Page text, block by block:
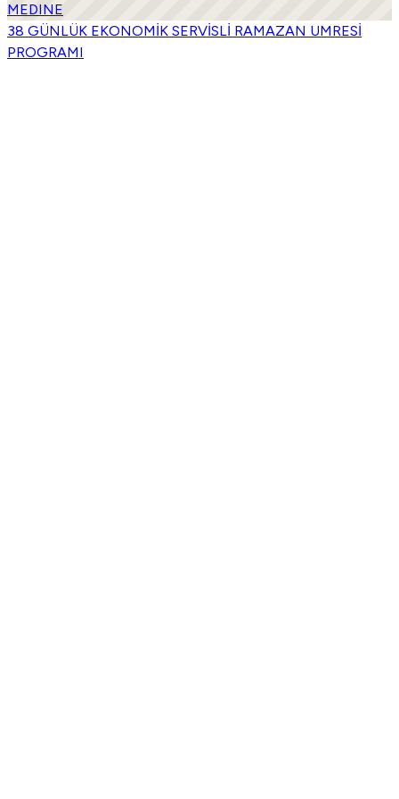
MEDINE
38 GÜNLÜK EKONOMİK SERVİSLİ RAMAZAN UMRESİ
PROGRAMI